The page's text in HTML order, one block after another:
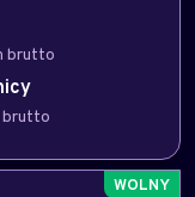
brutto
brutto